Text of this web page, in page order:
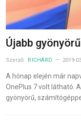
Újabb
Szerző: RICHÁRD 2019-
A hónap elején már
OnePlus 7 volt látható.
gyönyörű,